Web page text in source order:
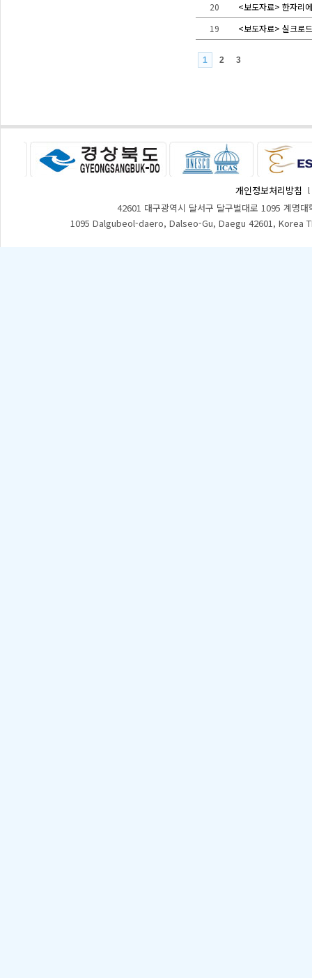
20
<보도자료> 한자리
19
<보도자료> 실크로
1 2 3
개인정보처리방침
42601 대구광역시 달서구 달구벌대로 1095 계명대
1095 Dalgubeol-daero, Dalseo-Gu, Daegu 42601,